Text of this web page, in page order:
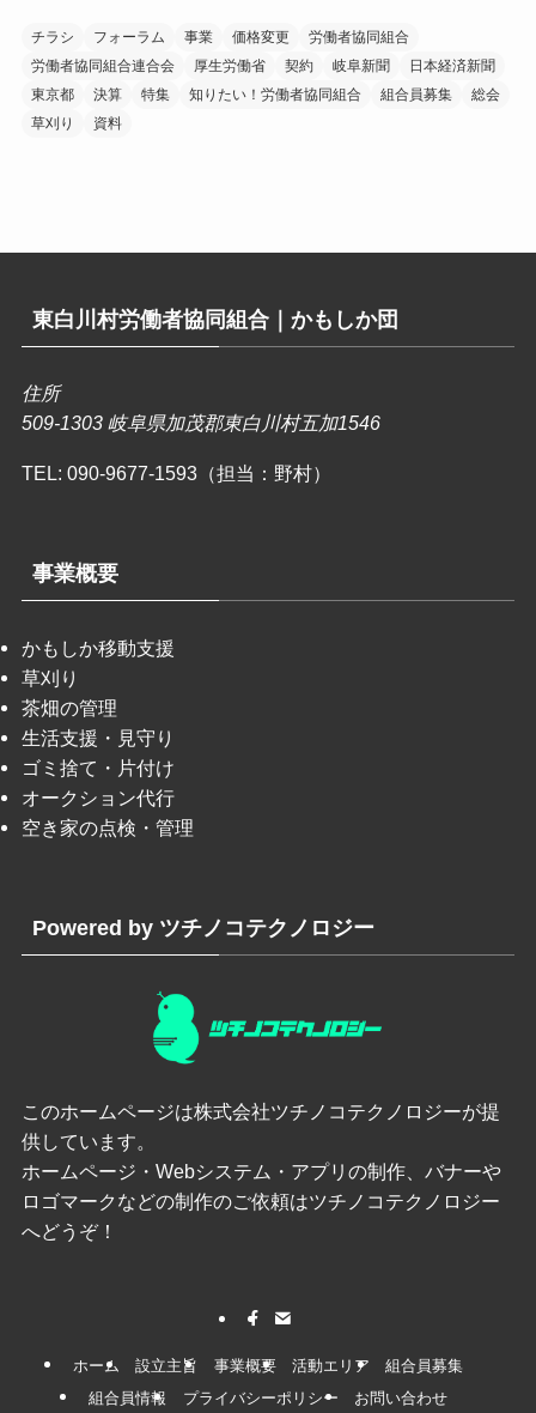
チラシ フォーラム 事業 価格変更
労働者協同組合
労働者協同組合連合会
厚生労働省 契約 岐阜新聞
日本経済新聞
東京都
決算 特集 知りたい！労働者協同組合 組合員募集
総会
草刈り
資料
東白川村労働者協同組合｜かもしか団
住所
509-1303 岐阜県加茂郡東白川村五加1546
TEL: 090-9677-1593（担当：野村）
事業概要
かもしか移動支援
草刈り
茶畑の管理
生活支援・見守り
ゴミ捨て・片付け
オークション代行
空き家の点検・管理
Powered by ツチノコテクノロジー
このホームページは株式会社ツチノコテクノロジーが提
供しています。
ホームページ・Webシステム・アプリの制作、バナーや
ロゴマークなどの制作のご依頼はツチノコテクノロジー
へどうぞ！
ホーム 設立主旨 事業概要 活動エリア
組合員募集
組合員情報
プライバシーポリシー お問い合わせ